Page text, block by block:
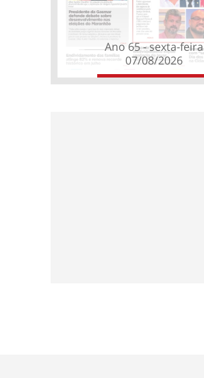
Ano 65 - sexta-feira
07/08/2026